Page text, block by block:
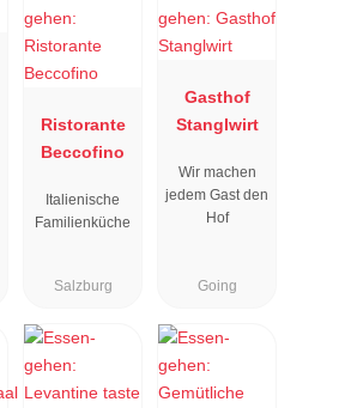
Ristorante
Beccofino
Italienische
Familienküche
Salzburg
Gasthof
Stanglwirt
Wir machen
jedem Gast den
Hof
Going